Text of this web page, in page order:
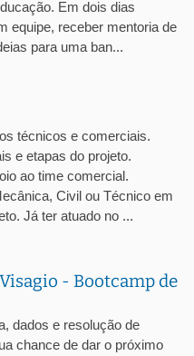
Em dois dias
equipe, receber mentoria de
para uma ban...
técnicos e comerciais.
e etapas do projeto.
ao time comercial.
Civil ou Técnico em
Já ter atuado no ...
- Bootcamp de
dados e resolução de
chance de dar o próximo